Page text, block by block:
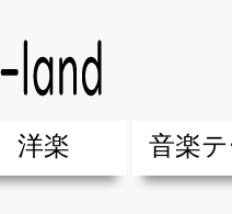
・その他
邦楽」の人気＆おすすめ
洋楽
エレクトロニック・ダンス
ブミュージック
スミュージック
男性アーティスト
女性アーティスト
グループ・デュエット・そ
楽】夏歌(サマーソング)
年・2018年・2017年「洋
音楽
最新のヒ
人気曲&
音楽ラン
ラブソン
応援ソン
バラード
友達&友
スポーツ
卒業ソン
10、20代
SNS・音
勉強・試
春うた&
夏歌(サマ
ハロウィ
冬歌&ク
元気が出
テンショ
大切な人
お別れの
パーティ
ドライブ
カラオケ
誕生日ソ
ウェディ
メロディ
音楽
学校(行事
発売年代
自然音
"総"アー